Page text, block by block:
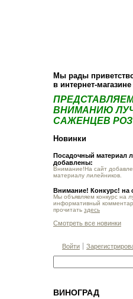
Мы рады
в интернет-
ВНИМАНИЮ
САЖЕНЦЕВ РОЗ
Новинки
Посадочный материал
добавлены:
Внимание!На сайт
материалу лилейников.
Внимание! Конкурс! на
Мы объявляем конкурс на
информативный
прочитать здесь
Смотреть все новинки
Войти
ВИНОГРАД